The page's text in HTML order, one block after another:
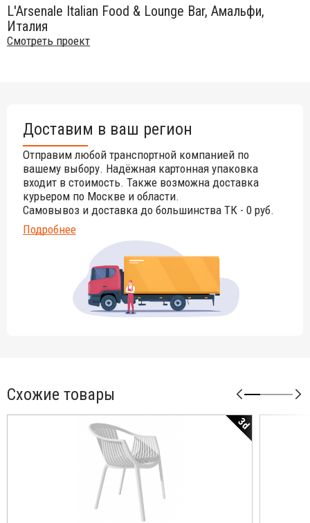
L'Arsenale Italian Food & Lounge Bar, Амальфи,
Италия
Смотреть проект
Доставим в ваш регион
Отправим любой транспортной компанией по
вашему выбору. Надёжная картонная упаковка
входит в стоимость. Также возможна доставка
курьером по Москве и области.
Самовывоз и доставка до большинства ТК - 0 руб.
Подробнее
Схожие товары
3d